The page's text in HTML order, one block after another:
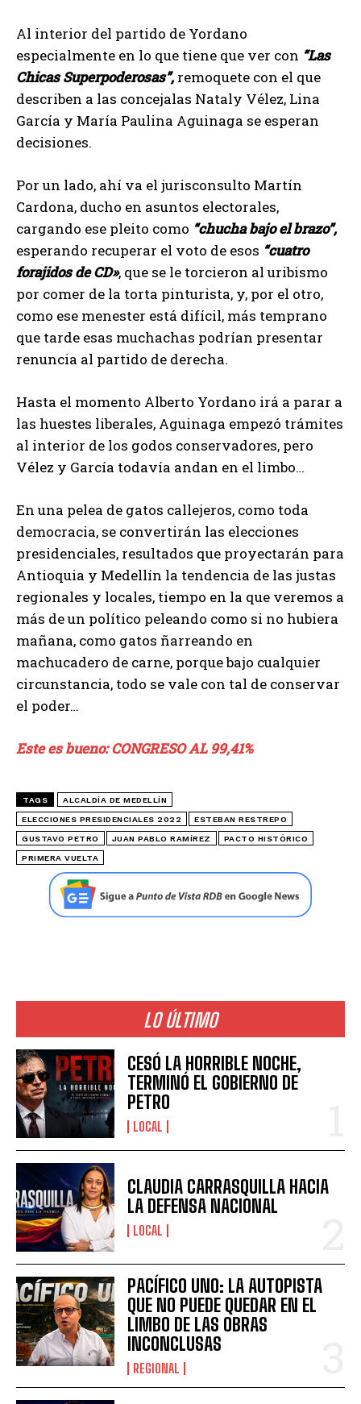
Al interior del partido de Yordano
especialmente en lo que tiene que ver con “Las
Chicas Superpoderosas”,remoquete con el que
describen a las concejalas Nataly Vélez, Lina
García y María Paulina Aguinaga se esperan
decisiones.
Por un lado, ahí va el jurisconsulto Martín
Cardona, ducho en asuntos electorales,
cargando ese pleito como “chucha bajo el brazo”,
esperando recuperar el voto de esos “cuatro
forajidos de CD», que se le torcieron al uribismo
por comer de la torta pinturista, y, por el otro,
como ese menester está difícil, más temprano
que tarde esas muchachas podrían presentar
renuncia al partido de derecha.
Hasta el momento Alberto Yordano irá a parar a
las huestes liberales, Aguinaga empezó trámites
al interior de los godos conservadores, pero
Vélez y García todavía andan en el limbo…
En una pelea de gatos callejeros, como toda
democracia, se convertirán las elecciones
presidenciales, resultados que proyectarán para
Antioquia y Medellín la tendencia de las justas
regionales y locales, tiempo en la que veremos a
más de un político peleando como si no hubiera
mañana, como gatos ñarreando en
machucadero de carne, porque bajo cualquier
circunstancia, todo se vale con tal de conservar
el poder…
Este es bueno: CONGRESO AL 99,41%
TAGS ALCALDÍA DE MEDELLÍN
ELECCIONES PRESIDENCIALES 2022 ESTEBAN RESTREPO
GUSTAVO PETRO JUAN PABLO RAMÍREZ PACTO HISTÓRICO
PRIMERA VUELTA
LO ÚLTIMO
CESÓ LA HORRIBLE NOCHE,
TERMINÓ EL GOBIERNO DE
PETRO
LOCAL
CLAUDIA CARRASQUILLA HACIA
LA DEFENSA NACIONAL
LOCAL
PACÍFICO UNO: LA AUTOPISTA
QUE NO PUEDE QUEDAR EN EL
LIMBO DE LAS OBRAS
INCONCLUSAS
REGIONAL